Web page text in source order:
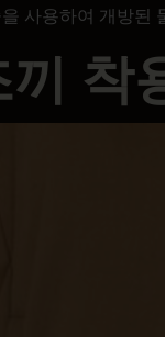
사용하여 개방된
착